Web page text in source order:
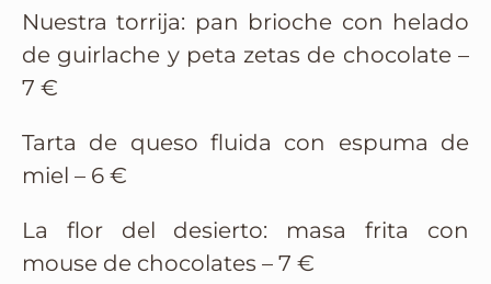
Nuestra torrija: pan brioche con helado
de guirlache y peta zetas de chocolate –
7 €
Tarta de queso fluida con espuma de
miel – 6 €
La flor del desierto: masa frita con
mouse de chocolates – 7 €